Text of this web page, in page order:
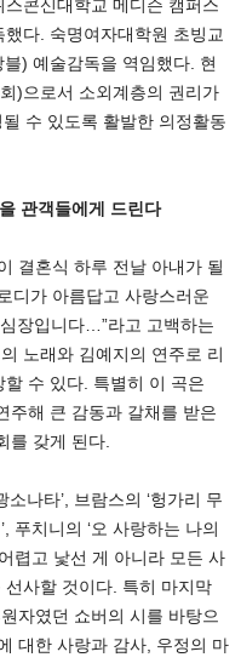
콘신대학교 메디슨 캠퍼스
다. 숙명여자대학원 초빙교
) 예술감독을 역임했다. 현
)으로서 소외계층의 권리가
수 있도록 활발한 의정활동
관객들에게 드린다
결혼식 하루 전날 아내가 될
디가 아름답고 사랑스러운
장입니다…”라고 고백하는
노래와 김예지의 연주로 리
수 있다. 특별히 이 곡은
주해 큰 감동과 갈채를 받은
를 갖게 된다.
나타’, 브람스의 ‘헝가리 무
푸치니의 ‘오 사랑하는 나의
렵고 낯선 게 아니라 모든 사
사할 것이다. 특히 마지막
자였던 쇼버의 시를 바탕으
대한 사랑과 감사, 우정의 마